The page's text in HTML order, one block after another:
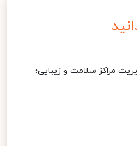
مراکز سلامت و زیبایی؛